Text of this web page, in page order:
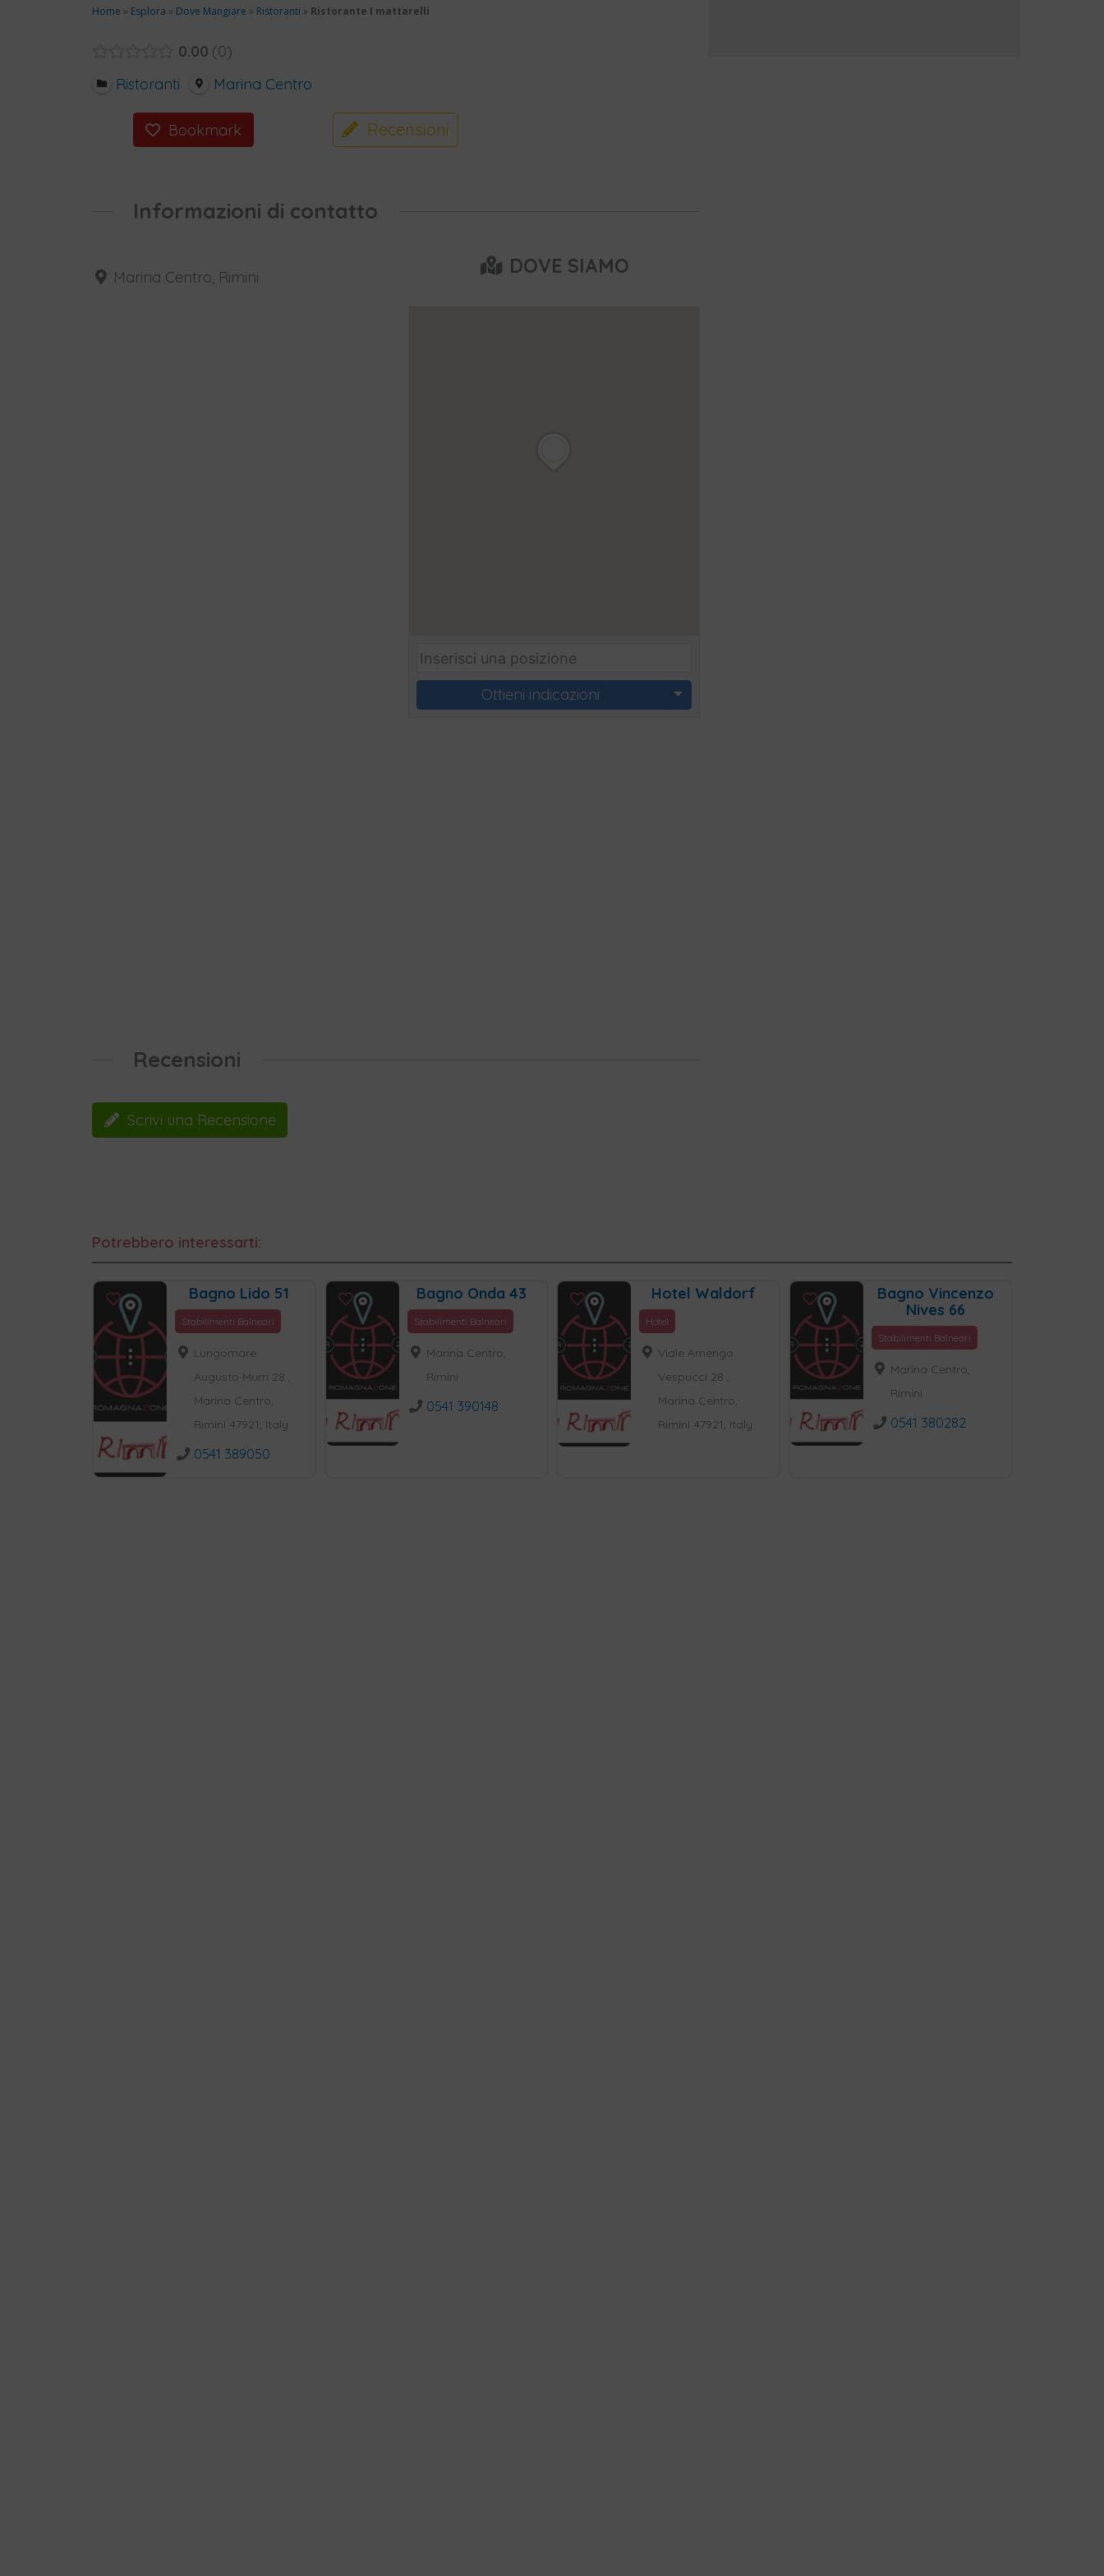
Home » Esplora » Dove Mangiare » Ristoranti » Ristorante I mattarelli
0.00 0
Ristoranti
Marina Centro
Bookmark Recensioni
Informazioni di contatto
Marina Centro, Rimini DOVE SIAMO
Ottieni indicazioni
Recensioni
Scrivi una Recensione
Potrebbero interessarti:
Bagno Lido 51
Stabilimenti Balneari
Lungomare
Augusto Murri 28 ,
Marina Centro,
Rimini 47921, Italy
0541 389050
Bagno Onda 43
Stabilimenti Balneari
Marina Centro,
Rimini
0541 390148
Hotel Waldorf
Hotel
Viale Amerigo
Vespucci 28 ,
Marina Centro,
Rimini 47921, Italy
Bagno Vincenzo
Nives 66
Stabilimenti Balneari
Marina Centro,
Rimini
0541 380282